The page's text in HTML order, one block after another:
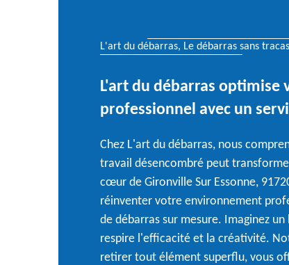
L'art du débarras, Le débarras sans tracas
L'art du débarras
professionnel avec un
Chez L'art du débarras, nous
travail désencombré peut
cœur de Gironville Sur Essonne,
réinventer votre environnement
de débarras sur mesure. Imaginez
respire l'efficacité et la créativité.
retirer tout élément superflu, vous